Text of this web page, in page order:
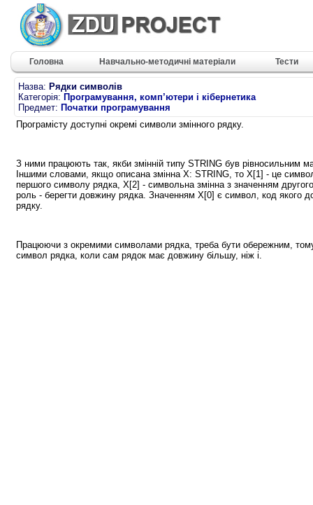
Головна Навчально-методичні матеріали Тести
Назва: Рядки символів
Категорія: Програмування, комп’ютери і кібернетика
Предмет: Початки програмування
Програмісту доступні окремі символи змінного рядку.
З ними працюють так, якби змінній типу STRING був рівносильним
Іншими словами, якщо описана змінна X: STRING, то Х[1] - це
першого символу рядка, Х[2] - символьна змінна з значенням
роль - берегти довжину рядка. Значенням Х[0] є символ, код якого
рядку.
Працюючи з окремими символами рядка, треба бути обережним,
символ рядка, коли сам рядок має довжину більшу, ніж і.